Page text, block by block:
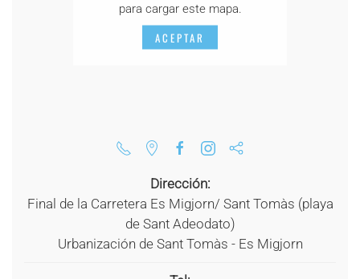
para cargar este mapa.
ACEPTAR
Dirección:
Final de la Carretera Es Migjorn/ Sant Tomàs (playa
de Sant Adeodato)
Urbanización de Sant Tomàs - Es Migjorn